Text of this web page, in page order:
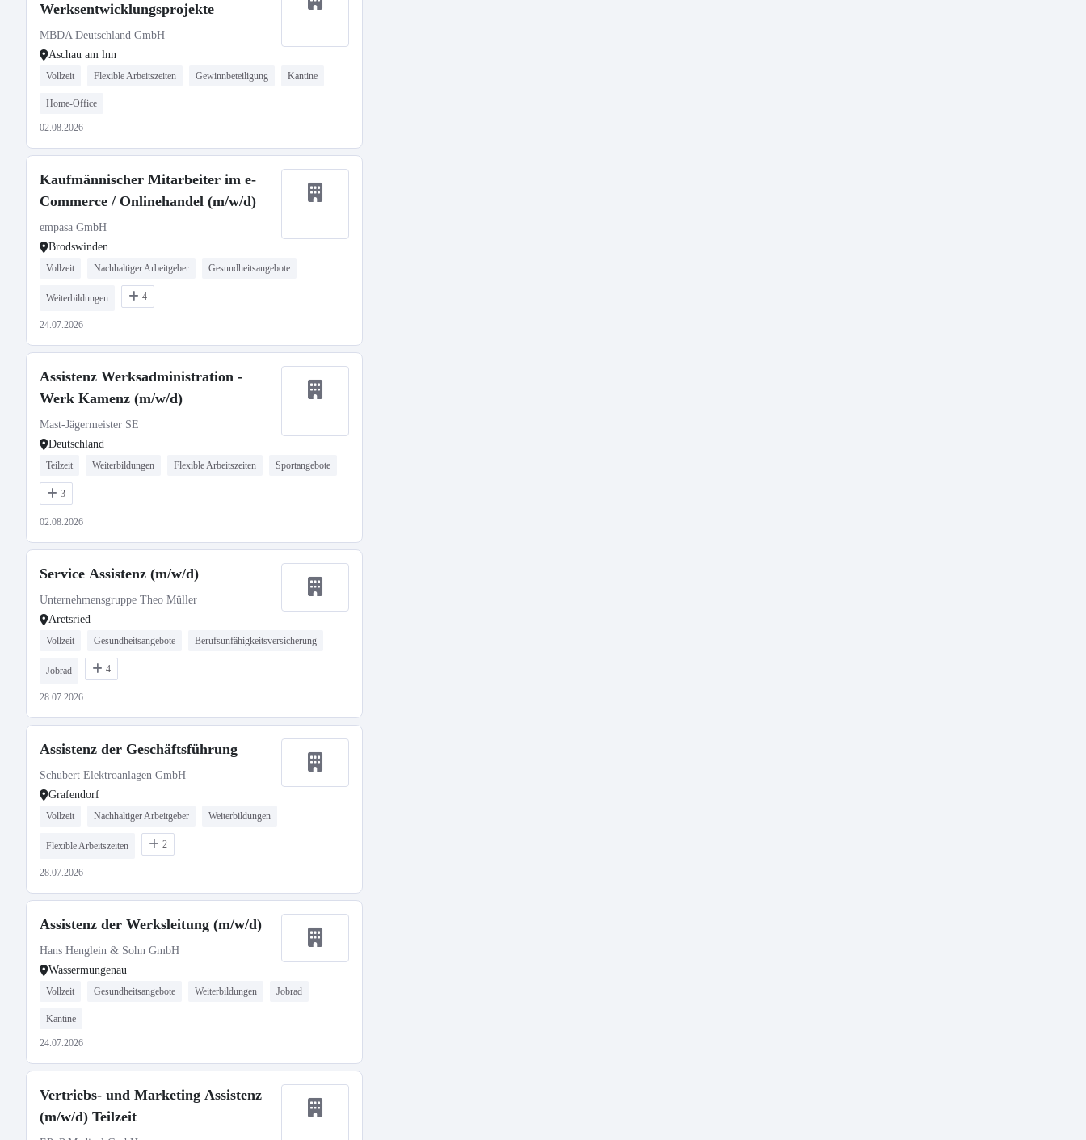
Werksentwicklungsprojekte
MBDA Deutschland GmbH
Aschau am lnn
Vollzeit Flexible Arbeitszeiten Gewinnbeteiligung Kantine
Home-Office
02.08.2026
Kaufmännischer Mitarbeiter im e-
Commerce / Onlinehandel (m/w/d)
empasa GmbH
Brodswinden
Vollzeit Nachhaltiger Arbeitgeber Gesundheitsangebote
Weiterbildungen 4
24.07.2026
Assistenz Werksadministration -
Werk Kamenz (m/w/d)
Mast-Jägermeister SE
Deutschland
Teilzeit Weiterbildungen Flexible Arbeitszeiten Sportangebote
3
02.08.2026
Service Assistenz (m/w/d)
Unternehmensgruppe Theo Müller
Aretsried
Vollzeit Gesundheitsangebote Berufsunfähigkeitsversicherung
Jobrad 4
28.07.2026
Assistenz der Geschäftsführung
Schubert Elektroanlagen GmbH
Grafendorf
Vollzeit Nachhaltiger Arbeitgeber Weiterbildungen
Flexible Arbeitszeiten 2
28.07.2026
Assistenz der Werksleitung (m/w/d)
Hans Henglein & Sohn GmbH
Wassermungenau
Vollzeit Gesundheitsangebote Weiterbildungen Jobrad
Kantine
24.07.2026
Vertriebs- und Marketing Assistenz
(m/w/d) Teilzeit